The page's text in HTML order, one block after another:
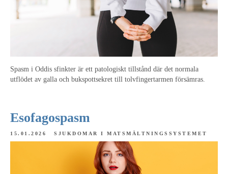
Spasm i Oddis sfinkter är ett patologiskt tillstånd där det normala
utflödet av galla och bukspottsekret till tolvfingertarmen försämras.
Esofagospasm
15.01.2026 SJUKDOMAR I MATSMÄLTNINGSSYSTEMET